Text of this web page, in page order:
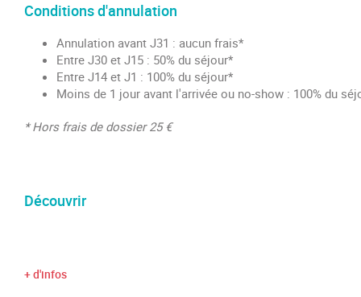
Conditions d'annulation
Annulation avant J31 : aucun frais*
Entre J30 et J15 : 50% du séjour*
Entre J14 et J1 : 100% du séjour*
Moins de 1 jour avant l'arrivée ou no-show : 100% du
* Hors frais de dossier 25 €
Découvrir
+ d'infos